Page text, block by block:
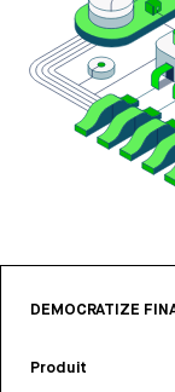
DEMOCRATIZE
Produit